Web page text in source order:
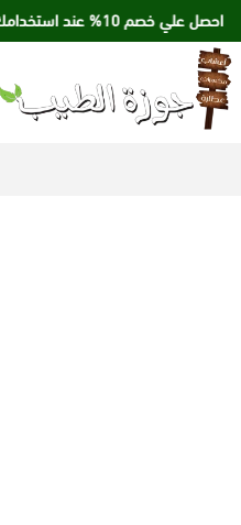
احصل علي خصم 10% عند استخدامك كود خصم KSA95
جوزة الطيب